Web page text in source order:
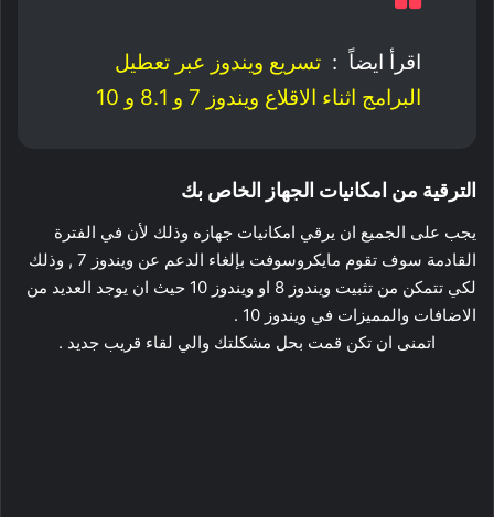
اقرأ ايضاً : تسريع ويندوز عبر تعطيل
البرامج اثناء الاقلاع ويندوز 7 و 8.1 و 10
الترقية من امكانيات الجهاز الخاص بك
يجب على الجميع ان يرقي امكانيات جهازه وذلك لأن في الفترة
القادمة سوف تقوم مايكروسوفت بإلغاء الدعم عن ويندوز 7 , وذلك
لكي تتمكن من تثبيت ويندوز 8 او ويندوز 10 حيث ان يوجد العديد من
الاضافات والمميزات في ويندوز 10 .
اتمنى ان تكن قمت بحل مشكلتك والي لقاء قريب جديد .